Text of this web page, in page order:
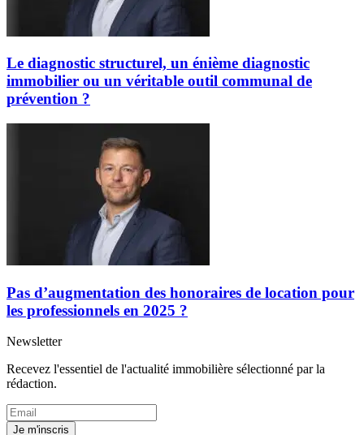
Le diagnostic structurel, un énième diagnostic
immobilier ou un véritable outil communal de
prévention ?
Pas d’augmentation des honoraires de location pour
les professionnels en 2025 ?
Newsletter
Recevez l'essentiel de l'actualité immobilière sélectionné par la
rédaction.
Je m'inscris